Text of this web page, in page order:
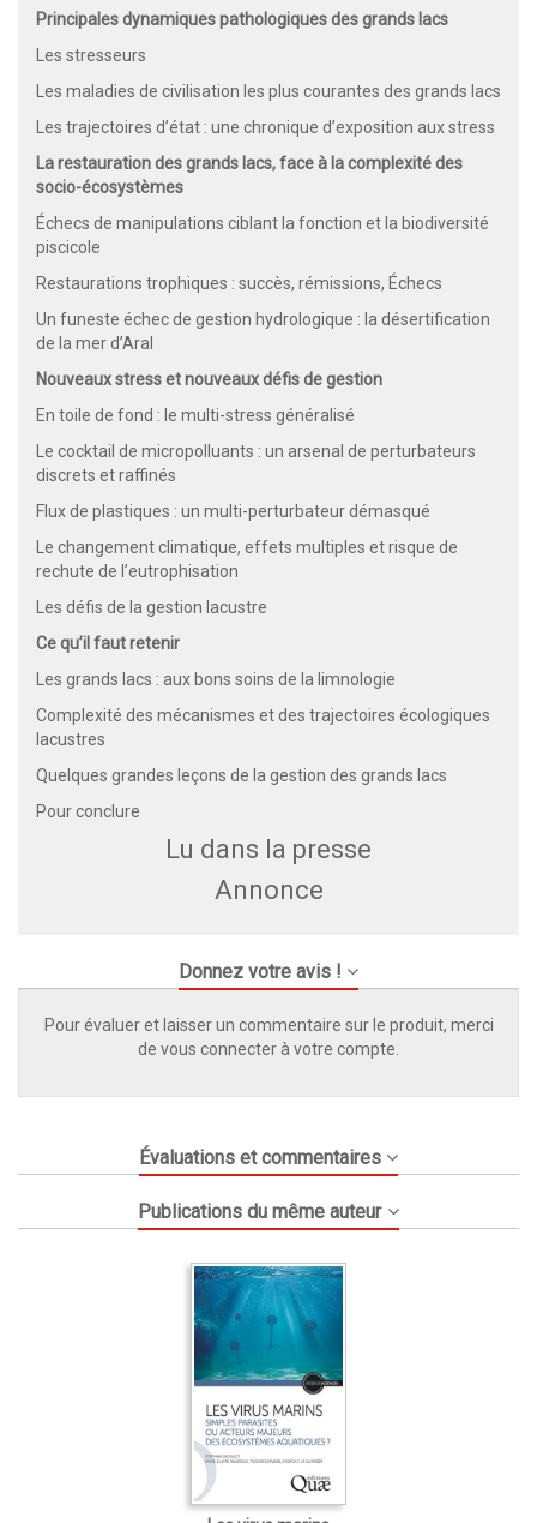
Principales dynamiques pathologiques des grands lacs
Les stresseurs
Les maladies de civilisation les plus courantes des grands lacs
Les trajectoires d’état : une chronique d’exposition aux stress
La restauration des grands lacs, face à la complexité des
socio-écosystèmes
Échecs de manipulations ciblant la fonction et la biodiversité
piscicole
Restaurations trophiques : succès, rémissions, Échecs
Un funeste échec de gestion hydrologique : la désertification
de la mer d’Aral
Nouveaux stress et nouveaux défis de gestion
En toile de fond : le multi-stress généralisé
Le cocktail de micropolluants : un arsenal de perturbateurs
discrets et raffinés
Flux de plastiques : un multi-perturbateur démasqué
Le changement climatique, effets multiples et risque de
rechute de l’eutrophisation
Les défis de la gestion lacustre
Ce qu’il faut retenir
Les grands lacs : aux bons soins de la limnologie
Complexité des mécanismes et des trajectoires écologiques
lacustres
Quelques grandes leçons de la gestion des grands lacs
Pour conclure
Lu dans la presse
Annonce
Donnez votre avis !
Pour évaluer et laisser un commentaire sur le produit, merci
de vous connecter à votre compte.
Évaluations et commentaires
Publications du même auteur